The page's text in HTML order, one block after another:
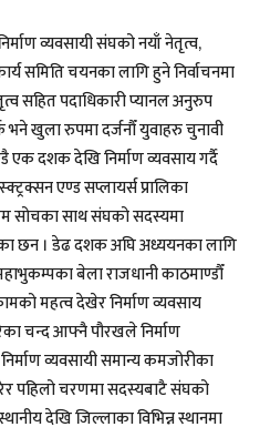
व्यवसायी संघको नयाँ नेतृत्व,
समिति चयनका लागि हुने निर्वाचनमा
सहित पदाधिकारी प्यानल अनुरुप
भने खुला रुपमा दर्जनौँ युवाहरु चुनावी
दशक देखि निर्माण व्यवसाय गर्दै
एण्ड सप्लायर्स प्रालिका
सोचका साथ संघको सदस्यमा
छन । डेढ दशक अघि अध्ययनका लागि
बेला राजधानी काठमाण्डौँ
महत्व देखेर निर्माण व्यवसाय
चन्द आफ्नै पौरखले निर्माण
व्यवसायी समान्य कमजोरीका
पहिलो चरणमा सदस्यबाटै संघको
देखि जिल्लाका विभिन्न स्थानमा